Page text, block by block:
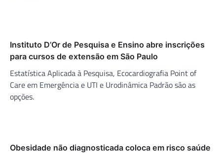
Instituto D’Or de Pesquisa e Ensino abre inscrições
para cursos de extensão em São Paulo
Estatística Aplicada à Pesquisa, Ecocardiografia Point of
Care em Emergência e UTI e Urodinâmica Padrão são as
opções.
Obesidade não diagnosticada coloca em risco saúde